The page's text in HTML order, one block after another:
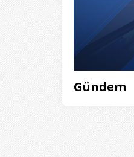
Gündem